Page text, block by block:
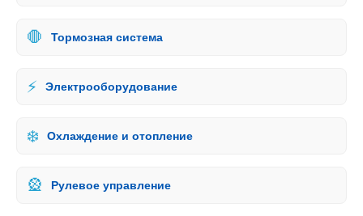
🛑 Тормозная система
⚡ Электрооборудование
❄️ Охлаждение и отопление
🎡 Рулевое управление